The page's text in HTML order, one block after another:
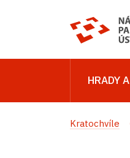
HRADY
Kratochvíle